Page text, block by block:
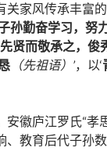
关家风传承丰富
孙勤奋学习，努
贤而敬承之，俊
（先祖语）’，以‘
安徽庐江罗氏“孝
、教育后代子孙数